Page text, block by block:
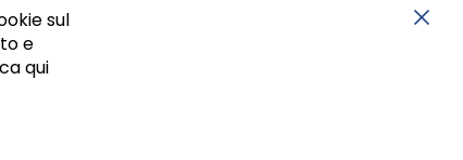
sul
e
qui